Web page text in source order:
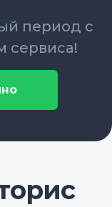
период с
сервиса!